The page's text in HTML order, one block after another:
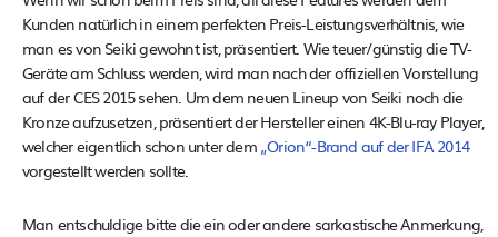
Kunden natürlich in einem perfekten Preis-Leistungsverhältnis, wie
man es von Seiki gewohnt ist, präsentiert. Wie teuer/günstig die TV-
Geräte am Schluss werden, wird man nach der offiziellen Vorstellung
auf der CES 2015 sehen. Um dem neuen Lineup von Seiki noch die
Kronze aufzusetzen, präsentiert der Hersteller einen 4K-Blu-ray Player,
welcher eigentlich schon unter dem „Orion“-Brand auf der IFA 2014
vorgestellt werden sollte.
Man entschuldige bitte die ein oder andere sarkastische Anmerkung,